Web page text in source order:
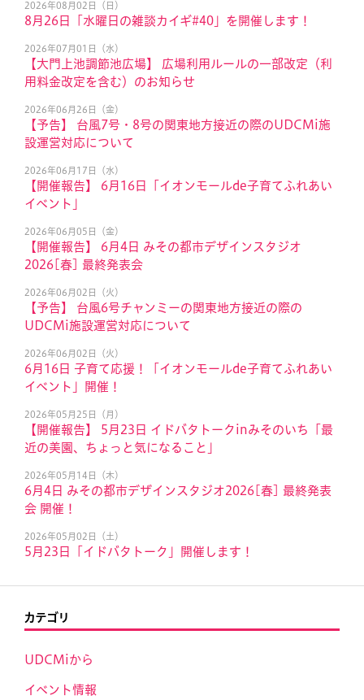
2026年08月02日（日）
8月26日「水曜日の雑談カイギ#40」を開催します！
2026年07月01日（水）
【大門上池調節池広場】 広場利用ルールの一部改定（利
用料金改定を含む）のお知らせ
2026年06月26日（金）
【予告】 台風7号・8号の関東地方接近の際のUDCMi施
設運営対応について
2026年06月17日（水）
【開催報告】 6月16日「イオンモールde子育てふれあい
イベント」
2026年06月05日（金）
【開催報告】 6月4日 みその都市デザインスタジオ
2026[春] 最終発表会
2026年06月02日（火）
【予告】 台風6号チャンミーの関東地方接近の際の
UDCMi施設運営対応について
2026年06月02日（火）
6月16日 子育て応援！「イオンモールde子育てふれあい
イベント」開催！
2026年05月25日（月）
【開催報告】 5月23日 イドバタトークinみそのいち「最
近の美園、ちょっと気になること」
2026年05月14日（木）
6月4日 みその都市デザインスタジオ2026[春] 最終発表
会 開催！
2026年05月02日（土）
5月23日「イドバタトーク」開催します！
カテゴリ
UDCMiから
イベント情報